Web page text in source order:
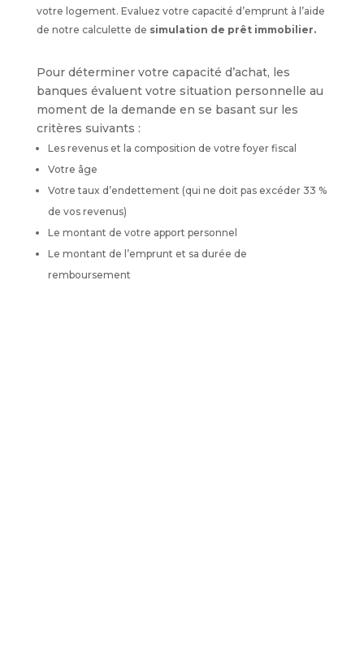
votre logement. Evaluez votre capacité d’emprunt à l’aide
de notre calculette de simulation de prêt immobilier.
Pour déterminer votre capacité d’achat, les
banques évaluent votre situation personnelle au
moment de la demande en se basant sur les
critères suivants :
Les revenus et la composition de votre foyer fiscal
Votre âge
Votre taux d’endettement (qui ne doit pas excéder 33 %
de vos revenus)
Le montant de votre apport personnel
Le montant de l’emprunt et sa durée de
remboursement